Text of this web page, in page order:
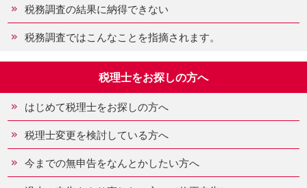
税務調査の結果に納得できない
税務調査ではこんなことを指摘されます。
税理士をお探しの方へ
はじめて税理士をお探しの方へ
税理士変更を検討している方へ
今までの無申告をなんとかしたい方へ